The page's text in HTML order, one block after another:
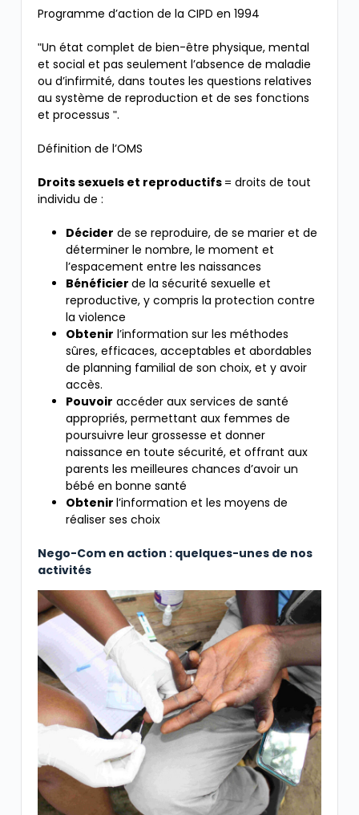
Programme d’action de la CIPD en 1994
ʺUn état complet de bien-être physique, mental
et social et pas seulement l’absence de maladie
ou d’infirmité, dans toutes les questions relatives
au système de reproduction et de ses fonctions
et processus ʺ.
Définition de l’OMS
Droits sexuels et reproductifs = droits de tout
individu de :
Décider de se reproduire, de se marier et de
déterminer le nombre, le moment et
l’espacement entre les naissances
Bénéficier de la sécurité sexuelle et
reproductive, y compris la protection contre
la violence
Obtenir l’information sur les méthodes
sûres, efficaces, acceptables et abordables
de planning familial de son choix, et y avoir
accès.
Pouvoir accéder aux services de santé
appropriés, permettant aux femmes de
poursuivre leur grossesse et donner
naissance en toute sécurité, et offrant aux
parents les meilleures chances d’avoir un
bébé en bonne santé
Obtenir l’information et les moyens de
réaliser ses choix
Nego-Com en action : quelques-unes de nos
activités